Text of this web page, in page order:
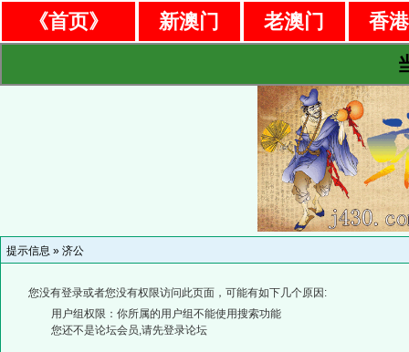
《首页》 新澳门 老澳门
香
提示信息 » 济公
您没有登录或者您没有权限访问此页面，可能有如下几个原因:
用户组权限：你所属的用户组不能使用搜索功能
您还不是论坛会员,请先登录论坛